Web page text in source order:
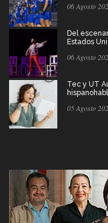
06 Agosto
Del
Estados
06 Agosto
Tec y UT
05 Agosto